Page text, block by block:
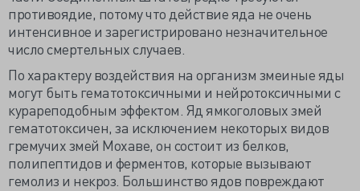
противоядие, потому что действие яда не очень
интенсивное и зарегистрировано незначительное
число смертельных случаев.
По характеру воздействия на организм змеиные яды
могут быть гематотоксичными и нейротоксичными с
курареподобным эффектом. Яд ямкоголовых змей
гематотоксичен, за исключением некоторых видов
гремучих змей Мохаве, он состоит из белков,
полипептидов и ферментов, которые вызывают
гемолиз и некроз. Большинство ядов повреждают